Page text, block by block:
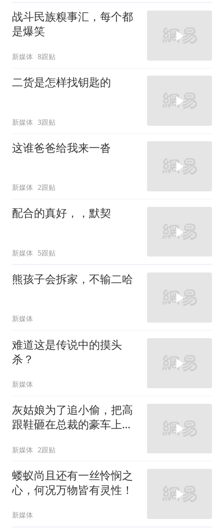
战斗民族糗事汇，每个都
是爆笑
新媒体 8跟贴
二货是怎样找钥匙的
新媒体 3跟贴
这谁爸爸给我来一沓
新媒体 2跟贴
配合的真好，，默契
新媒体 5跟贴
熊孩子会拆家，不输二哈
新媒体
难道这是传说中的摸头
杀？
新媒体
灰姑娘为了追小偷，把高
跟鞋砸在总裁的豪车上，
新媒体 2跟贴
蝼蚁尚且还有一丝怜悯之
心，何况万物皆有灵性！
新媒体